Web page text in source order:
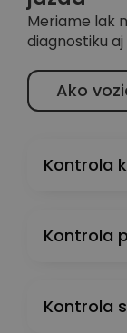
Meriame lak
diagnostiku
Ako
Kontrola
Kontrola
Kontrola